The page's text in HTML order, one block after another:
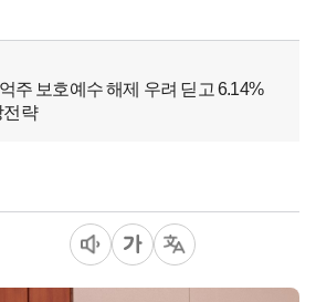
주 보호예수 해제 우려 딛고 6.14%
전략